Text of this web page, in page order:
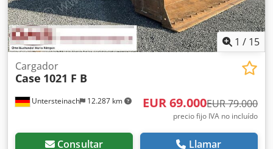
encuadernaciones, imprentas, empresas de artes gráficas,
producción de álbumes, catálogos y encuadernaciones.
1 / 15
Untersteinach 12.287 km
Cargador
Case 1021 F B
EUR 69.000EUR 79.000
precio fijo IVA no incluído
Consultar Llamar